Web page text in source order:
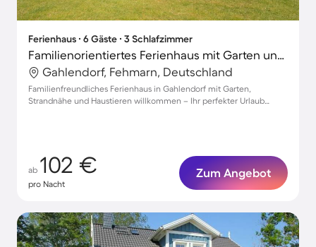
Ferienhaus ∙ 6 Gäste ∙ 3 Schlafzimmer
Familienorientiertes Ferienhaus mit Garten und Grill | Haustiere erlaubt
Gahlendorf, Fehmarn, Deutschland
Familienfreundliches Ferienhaus in Gahlendorf mit Garten,
Strandnähe und Haustieren willkommen – Ihr perfekter Urlaub
ab 102 €
pro Nacht
Zum Angebot